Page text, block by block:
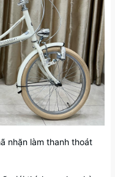
nhặn làm thanh thoát